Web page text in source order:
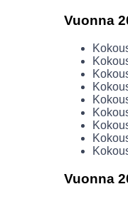
Vuonna
Vuonna